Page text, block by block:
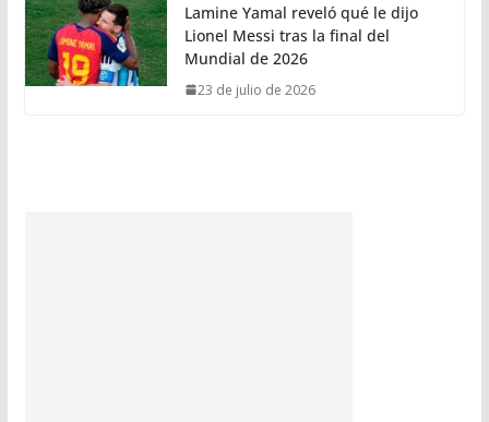
Lamine Yamal reveló qué le dijo
Lionel Messi tras la final del
Mundial de 2026
23 de julio de 2026